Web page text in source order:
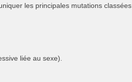
les principales mutations classées
liée au sexe).